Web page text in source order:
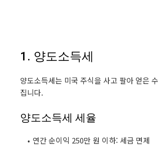
1. 양도소득세
양도소득세는 미국 주식을 사고 팔아 얻은
집니다.
양도소득세 세율
연간 순이익 250만 원 이하: 세금 면제